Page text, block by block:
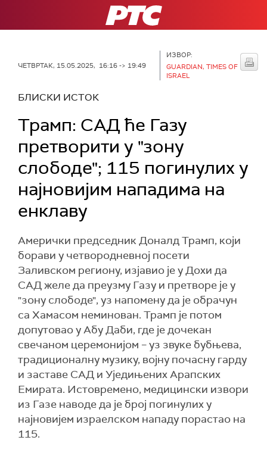
РТС
ЧЕТВРТАК, 15.05.2025, 16:16 -> 19:49
ИЗВОР:
GUARDIAN, TIMES OF
ISRAEL
БЛИСКИ ИСТОК
Трамп: САД ће Газу
претворити у "зону
слободе"; 115 погинулих у
најновијим нападима на
енклаву
Амерички председник Доналд Трамп, који
борави у четвородневној посети
Заливском региону, изјавио је у Дохи да
САД желе да преузму Газу и претворе је у
"зону слободе", уз напомену да је обрачун
са Хамасом неминован. Трамп је потом
допутовао у Абу Даби, где је дочекан
свечаном церемонијом – уз звуке бубњева,
традиционалну музику, војну почасну гарду
и заставе САД и Уједињених Арапских
Емирата. Истовремено, медицински извори
из Газе наводе да је број погинулих у
најновијем израелском нападу порастао на
115.